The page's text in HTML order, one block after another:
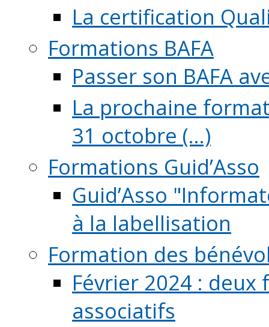
La certification
Formations BAFA
Passer son BAFA
La prochaine
31 octobre (...)
Formations Guid’Asso
Guid’Asso
à la labellisation
Formation des
Février 2024 :
associatifs